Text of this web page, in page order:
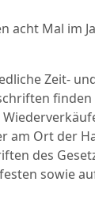
acht Mal im
Zeit-
am Ort der
des
sowie